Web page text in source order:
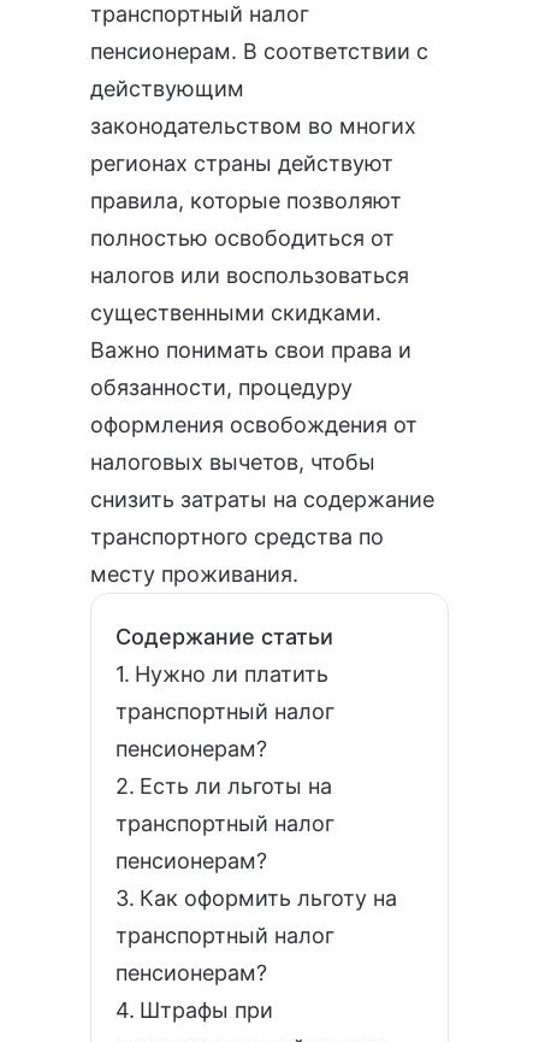
транспортный налог
пенсионерам. В соответствии с
действующим
законодательством во многих
регионах страны действуют
правила, которые позволяют
полностью освободиться от
налогов или воспользоваться
существенными скидками.
Важно понимать свои права и
обязанности, процедуру
оформления освобождения от
налоговых вычетов, чтобы
снизить затраты на содержание
транспортного средства по
месту проживания.
Содержание статьи
Нужно ли платить
транспортный налог
пенсионерам?
Есть ли льготы на
транспортный налог
пенсионерам?
Как оформить льготу на
транспортный налог
пенсионерам?
Штрафы при